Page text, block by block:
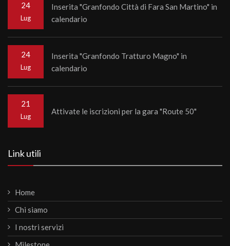
24
Lug
Inserita "Granfondo Città di Fara San Martino" in
calendario
24
Lug
Inserita "Granfondo Tratturo Magno" in
calendario
21
Lug
Attivate le iscrizioni per la gara "Route 50"
Link utili
Home
Chi siamo
I nostri servizi